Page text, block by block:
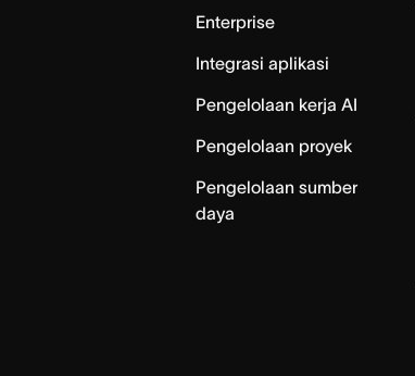
Enterprise
Integrasi aplikasi
Pengelolaan kerja AI
Pengelolaan proyek
Pengelolaan sumber
daya